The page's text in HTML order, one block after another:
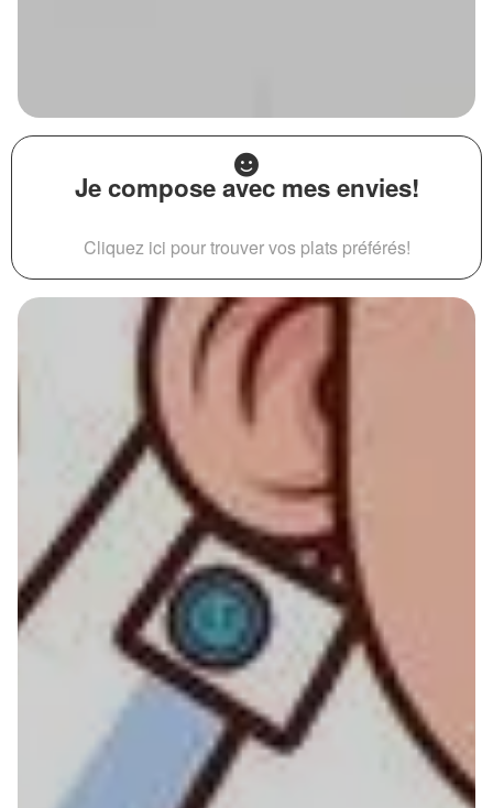
Je compose avec mes envies!
Cliquez ici pour trouver vos plats préférés!